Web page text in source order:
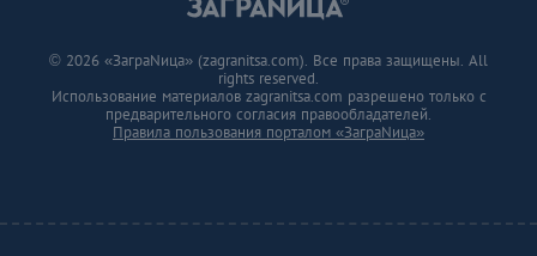
© 2026 «ЗаграNица» (zagranitsa.com). Все права защищены. All
rights reserved.
Использование материалов zagranitsa.com разрешено только с
предварительного согласия правообладателей.
Правила пользования порталом «ЗаграNица»